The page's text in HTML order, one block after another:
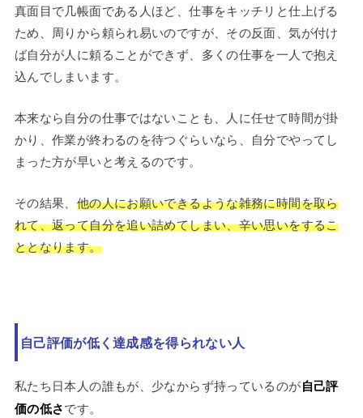
真面目で几帳面である人ほど、仕事をキッチリと仕上げる
ため、周りから頼られ易いのですが、その反面、気が付け
ば自分が人に頼ることができず、多くの仕事を一人で抱え
込んでしまいます。
本来なら自分の仕事ではないことも、人に任せて時間が掛
かり、作業が終わるのを待つぐらいなら、自分でやってし
まった方が早いと考えるのです。
その結果、 他の人にお願いできるような雑務に時間を取ら
れて、返って自分を追い詰めてしまい、辛い思いをするこ
ととなります。
自己評価が低く達成感を得られない人
私たち日本人の誰もが、少なからず持っているのが自己評
価の低さです。